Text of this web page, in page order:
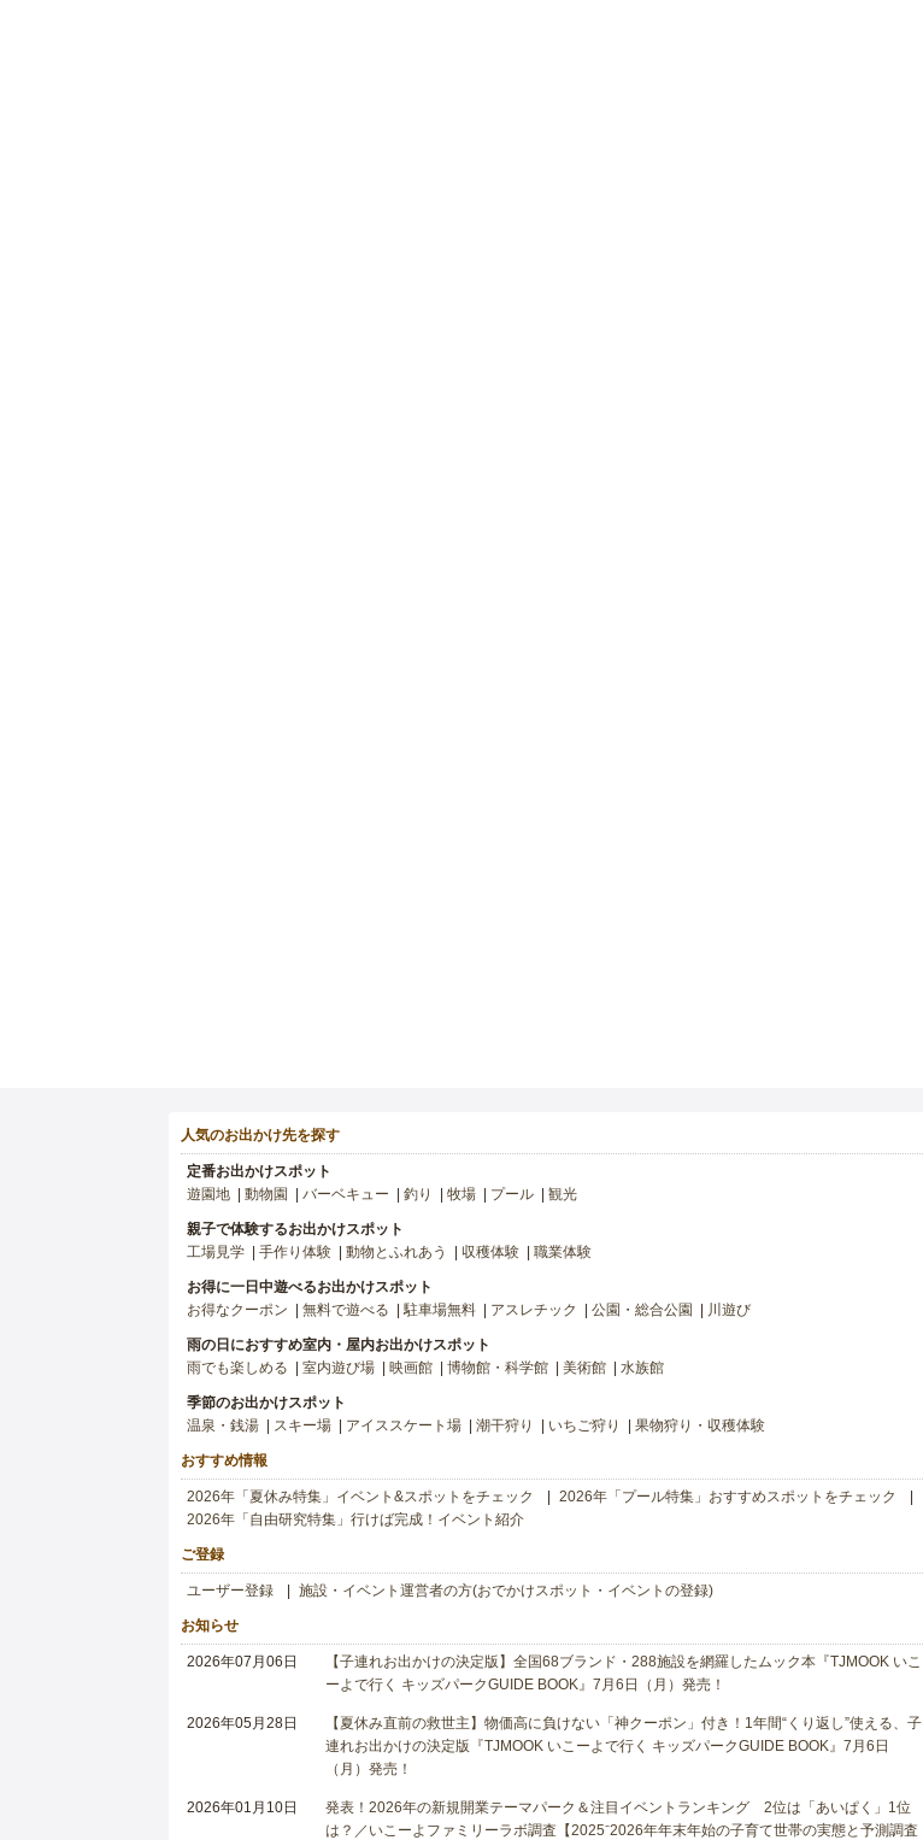
人気のお出かけ先を探す
定番お出かけスポット
遊園地
動物園 バーベキュー 釣り 牧場 プール 観光
親子で体験するお出かけスポット
工場見学
手作り体験 動物とふれあう 収穫体験 職業体験
お得に一日中遊べるお出かけスポット
お得なクーポン
無料で遊べる 駐車場無料 アスレチック 公園・総合公園 川遊び
雨の日におすすめ室内・屋内お出かけスポット
雨でも楽しめる
室内遊び場 映画館 博物館・科学館 美術館 水族館
季節のお出かけスポット
温泉・銭湯
スキー場 アイススケート場 潮干狩り いちご狩り 果物狩り・収穫体験
おすすめ情報
2026年「夏休み特集」イベント&スポットをチェック
2026年「プール特集」おすすめスポットをチェック
2026年「自由研究特集」行けば完成！イベント紹介
ご登録
ユーザー登録 施設・イベント運営者の方(おでかけスポット・イベントの登録)
お知らせ
2026年07月06日
【子連れお出かけの決定版】全国68ブランド・288施設を網羅したムック本『TJMOOK いこ
ーよで行く キッズパークGUIDE BOOK』7月6日（月）発売！
2026年05月28日
【夏休み直前の救世主】物価高に負けない「神クーポン」付き！1年間“くり返し”使える、子
連れお出かけの決定版『TJMOOK いこーよで行く キッズパークGUIDE BOOK』7月6日
（月）発売！
2026年01月10日
発表！2026年の新規開業テーマパーク＆注目イベントランキング 2位は「あいぱく」1位
は？／いこーよファミリーラボ調査【2025⁻2026年年末年始の子育て世帯の実態と予測調査